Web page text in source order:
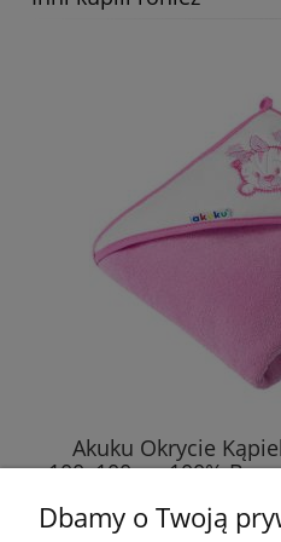
Akuku Okrycie
100x100cm 100%
Dbamy o Twoją